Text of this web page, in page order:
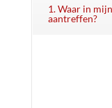
1. Waar in
aantreffen?